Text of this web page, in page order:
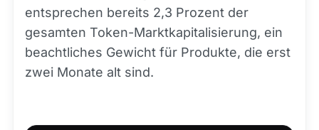
entsprechen bereits 2,3 Prozent der
gesamten Token-Marktkapitalisierung, ein
beachtliches Gewicht für Produkte, die erst
zwei Monate alt sind.